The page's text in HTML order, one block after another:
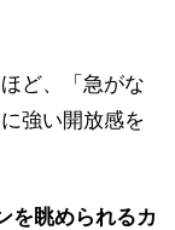
ど、「急がな
強い開放感を
眺められるカ